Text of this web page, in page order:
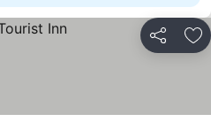
Compartir